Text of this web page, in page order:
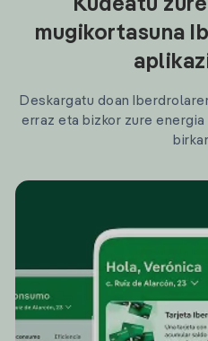
Kudeatu
mugikortasuna
Deskargatu doan
erraz eta bizkor zure